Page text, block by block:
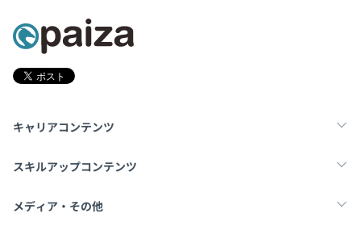
キャリアコンテンツ
転職・キャリア
スキルアップコンテンツ
学習
メディア・その他